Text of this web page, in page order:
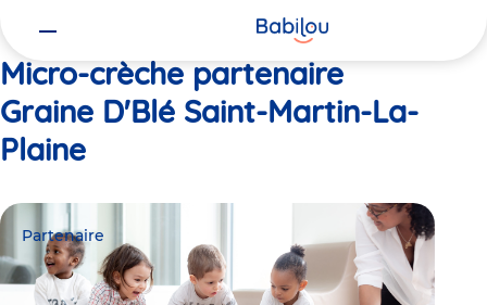
Micro-crèche partenaire
Graine D'Blé Saint-Martin-La-
Plaine
Partenaire